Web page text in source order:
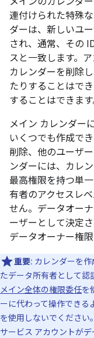
連付けられた特殊な
ダーは、新しいユ
され、通常、その
スと一致します。
カレンダーを削除
たりすることはで
することはできます
メイン カレンダー
いくつでも作成で
削除、他のユーザ
ンダーには、カレ
最高権限を持つ単
有者のアクセスレ
せん。データオー
ーザーとして決定
データオーナー権限
重要: カレンダーを
たデータ所有者として認
メイン全体の権限委任を
ーに代わって操作できる
を使用しないでください
サービス アカウントが